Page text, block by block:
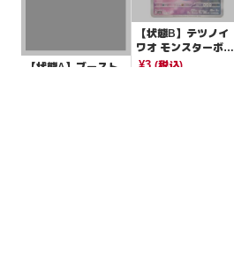
【状態A】ブースト
【状態B】テツノイ
ワオ モンスターボー
ルミラー【-】{077/1
¥3(税込)